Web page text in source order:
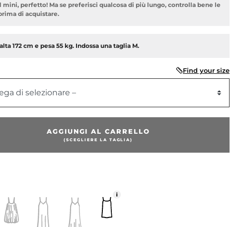
mini, perfetto! Ma se preferisci qualcosa di più lungo, controlla bene le
di acquistare.
172 cm e pesa 55 kg. Indossa una taglia M.
Find your size
di selezionare –
AGGIUNGI AL CARRELLO
(SCEGLIERE LA TAGLIA)